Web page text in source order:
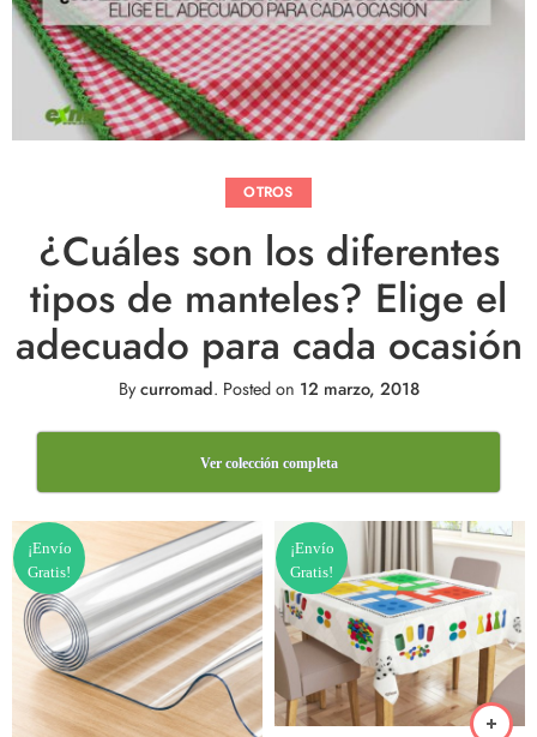
OTROS
¿Cuáles son los diferentes
tipos de manteles? Elige el
adecuado para cada ocasión
Bycurromad. Posted on 12 marzo, 2018
Ver colección completa
¡Envío
Gratis!
¡Envío
Gratis!